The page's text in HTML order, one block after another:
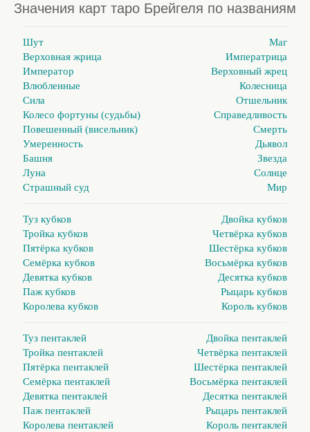
Значения карт таро Брейгеля по названиям
Шут
Маг
Верховная жрица
Императрица
Император
Верховный жрец
Влюбленные
Колесница
Сила
Отшельник
Колесо фортуны (судьбы)
Справедливость
Повешенный (висельник)
Смерть
Умеренность
Дьявол
Башня
Звезда
Луна
Солнце
Страшный суд
Мир
Туз кубков
Двойка кубков
Тройка кубков
Четвёрка кубков
Пятёрка кубков
Шестёрка кубков
Семёрка кубков
Восьмёрка кубков
Девятка кубков
Десятка кубков
Паж кубков
Рыцарь кубков
Королева кубков
Король кубков
Туз пентаклей
Двойка пентаклей
Тройка пентаклей
Четвёрка пентаклей
Пятёрка пентаклей
Шестёрка пентаклей
Семёрка пентаклей
Восьмёрка пентаклей
Девятка пентаклей
Десятка пентаклей
Паж пентаклей
Рыцарь пентаклей
Королева пентаклей
Король пентаклей